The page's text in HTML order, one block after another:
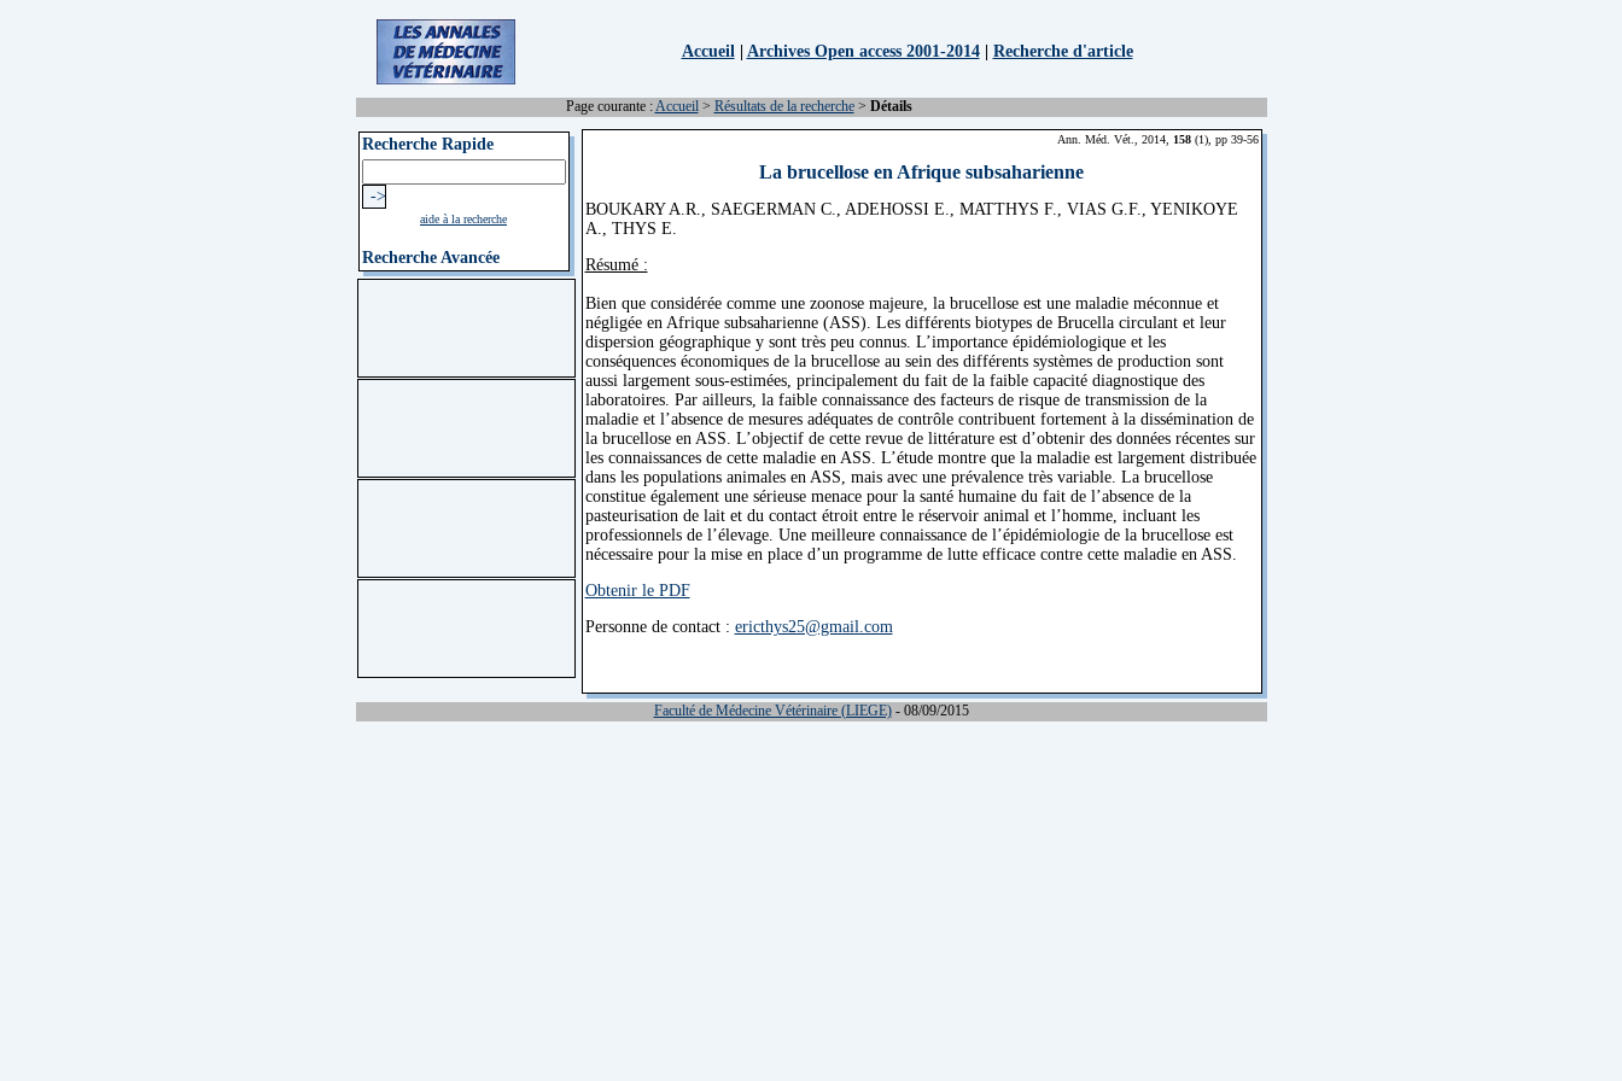
Accueil| Archives Open access 2001-2014| Recherche d'article
Page courante :Accueil> Résultats de la recherche> Détails
Recherche Rapide
aide à la recherche
Recherche Avancée
Ann. Méd. Vét., 2014, 158(1), pp 39-56
La brucellose en Afrique subsaharienne
BOUKARY A.R., SAEGERMAN C., ADEHOSSI E., MATTHYS F., VIAS G.F., YENIKOYE
A., THYS E.
Résumé :
Bien que considérée comme une zoonose majeure, la brucellose est une maladie méconnue et
négligée en Afrique subsaharienne (ASS). Les différents biotypes de Brucella circulant et leur
dispersion géographique y sont très peu connus. L’importance épidémiologique et les
conséquences économiques de la brucellose au sein des différents systèmes de production sont
aussi largement sous-estimées, principalement du fait de la faible capacité diagnostique des
laboratoires. Par ailleurs, la faible connaissance des facteurs de risque de transmission de la
maladie et l’absence de mesures adéquates de contrôle contribuent fortement à la dissémination de
la brucellose en ASS. L’objectif de cette revue de littérature est d’obtenir des données récentes sur
les connaissances de cette maladie en ASS. L’étude montre que la maladie est largement distribuée
dans les populations animales en ASS, mais avec une prévalence très variable. La brucellose
constitue également une sérieuse menace pour la santé humaine du fait de l’absence de la
pasteurisation de lait et du contact étroit entre le réservoir animal et l’homme, incluant les
professionnels de l’élevage. Une meilleure connaissance de l’épidémiologie de la brucellose est
nécessaire pour la mise en place d’un programme de lutte efficace contre cette maladie en ASS.
Obtenir le PDF
Personne de contact : ericthys25@gmail.com
Faculté de Médecine Vétérinaire (LIEGE)- 08/09/2015